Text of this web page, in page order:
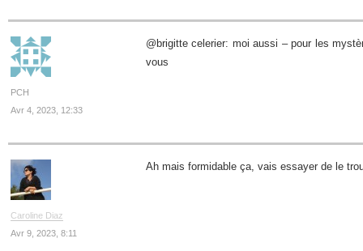
PCH
Avr 4, 2023, 12:33
@brigitte celerier: moi aussi – pour les
vous
Caroline Diaz
Avr 9, 2023, 8:11
Ah mais formidable ça, vais essayer de le